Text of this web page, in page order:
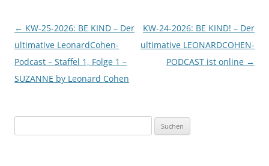
Beitragsnavigation
← KW-25-2026: BE KIND – Der
ultimative LeonardCohen-
Podcast – Staffel 1, Folge 1 –
SUZANNE by Leonard Cohen
KW-24-2026: BE KIND! – Der
ultimative LEONARDCOHEN-
PODCAST ist online →
nach: